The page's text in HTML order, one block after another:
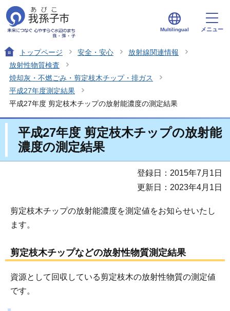
Multilingual メニュー
トップページ 安全・安心
放射線関連情報
放射性物質検査
焼却灰・不燃ごみ・剪定枝木チップ・排ガス
平成27年度測定結果
平成27年度 剪定枝木チップの放射能濃度の測定結果
平成27年度 剪定枝木チップの放射能
濃度の測定結果
登録日：2015年7月1日
更新日：2023年4月1日
剪定枝木チップの放射能濃度を測定値をお知らせいたし
ます。
剪定枝木チップなどの放射性物質測定結果
資源として回収している剪定枝木の放射性物質の測定値
です。